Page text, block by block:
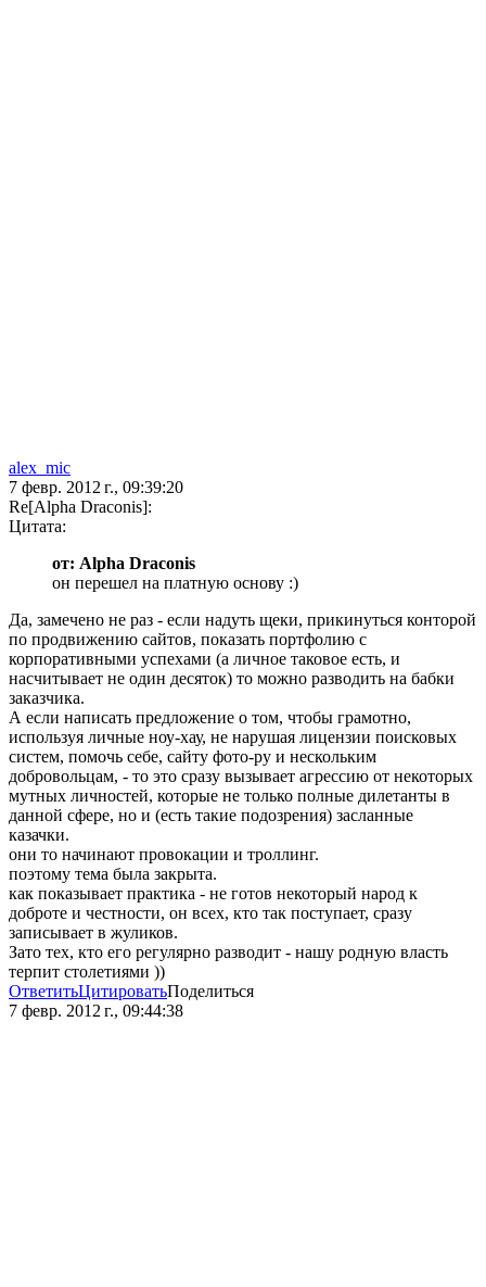
alex_mic
7 февр. 2012 г., 09:39:20
Re[Alpha Draconis]:
Цитата:
от: Alpha Draconis
он перешел на платную основу :)
Да, замечено не раз - если надуть щеки, прикинуться конторой
по продвижению сайтов, показать портфолию с
корпоративными успехами (а личное таковое есть, и
насчитывает не один десяток) то можно разводить на бабки
заказчика.
А если написать предложение о том, чтобы грамотно,
используя личные ноу-хау, не нарушая лицензии поисковых
систем, помочь себе, сайту фото-ру и нескольким
добровольцам, - то это сразу вызывает агрессию от некоторых
мутных личностей, которые не только полные дилетанты в
данной сфере, но и (есть такие подозрения) засланные
казачки.
они то начинают провокации и троллинг.
поэтому тема была закрыта.
как показывает практика - не готов некоторый народ к
доброте и честности, он всех, кто так поступает, сразу
записывает в жуликов.
Зато тех, кто его регулярно разводит - нашу родную власть
терпит столетиями ))
ОтветитьЦитироватьПоделиться
7 февр. 2012 г., 09:44:38